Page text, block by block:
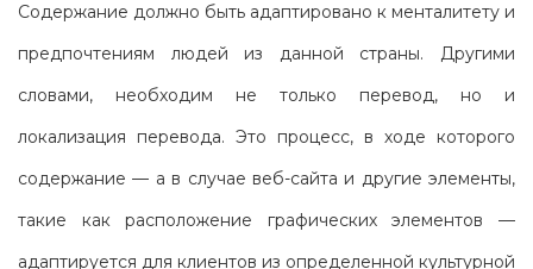
Содержание должно быть адаптировано к менталитету и
предпочтениям людей из данной страны. Другими
словами, необходим не только перевод, но и
локализация перевода. Это процесс, в ходе которого
содержание — а в случае веб-сайта и другие элементы,
такие как расположение графических элементов —
адаптируется для клиентов из определенной культурной